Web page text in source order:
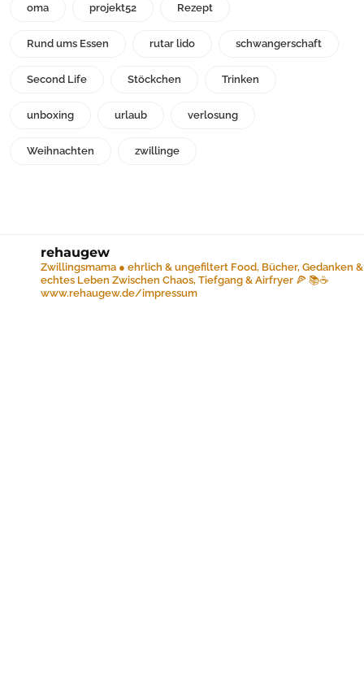
oma projekt52 Rezept
Rund ums Essen rutar lido schwangerschaft
Second Life Stöckchen Trinken
unboxing urlaub verlosung
Weihnachten zwillinge
rehaugew
Zwillingsmama ● ehrlich & ungefiltert Food, Bücher, Gedanken &
echtes Leben Zwischen Chaos, Tiefgang & Airfryer 🍕 📚☕️
www.rehaugew.de/impressum